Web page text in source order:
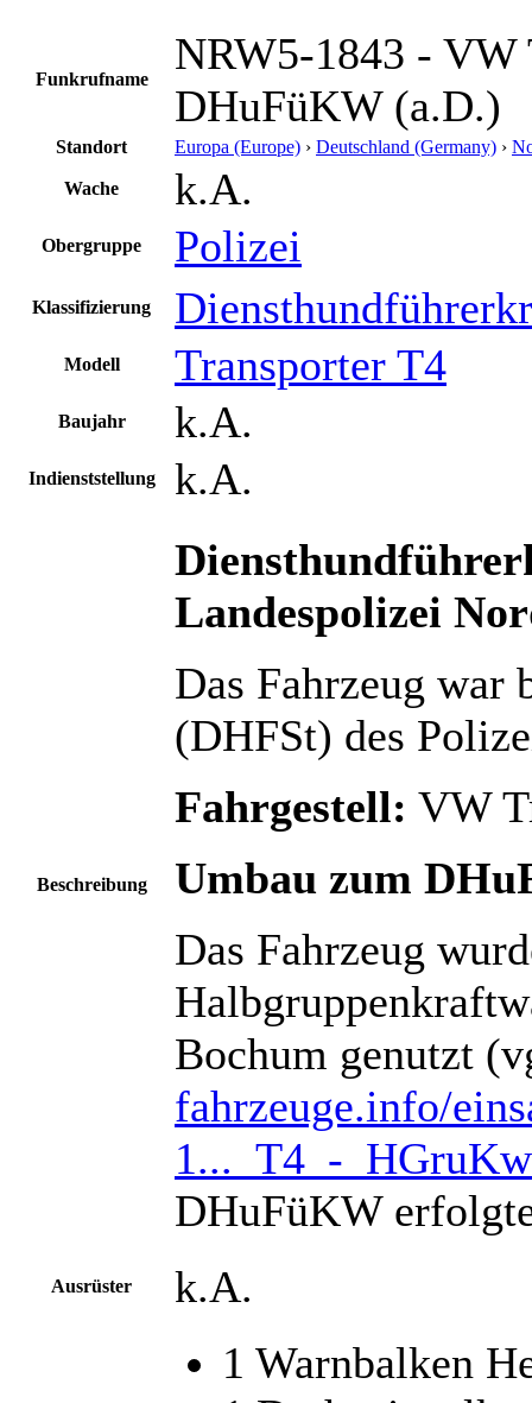
Funkrufname
NRW5-1843 - VW
DHuFüKW (a.D.)
Standort Europa (Europe) › Deutschland (Germany) ›
Wache k.A.
Obergruppe Polizei
Klassifizierung
Modell Transporter T4
Baujahr k.A.
Indienststellung k.A.
Beschreibung
Landespolizei
Das Fahrzeug war
(DHFSt) des
Fahrgestell: VW
Umbau zum
Das Fahrzeug
Bochum genutzt
fahrzeuge.info/
1..._T4_-
DHuFüKW
Ausrüster
k.A.
1 Warnbalken